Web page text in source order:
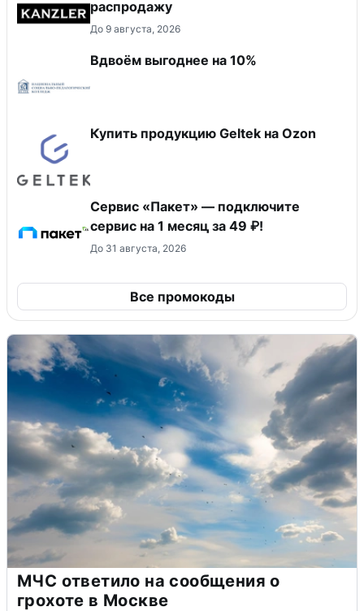
распродажу
До 9 августа, 2026
Вдвоём выгоднее на 10%
Купить продукцию Geltek на Ozon
Сервис «Пакет» — подключите
сервис на 1 месяц за 49 ₽!
До 31 августа, 2026
Все промокоды
МЧС ответило на сообщения о
грохоте в Москве